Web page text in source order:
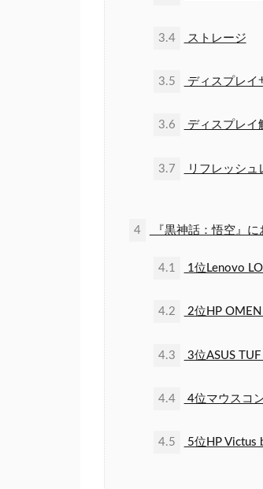
3.4 ストレージ
3.5 ディスプレイ
3.6 ディスプレイ
3.7 リフレッシュ
4 『黒神話：悟空』
4.1 1位Lenovo
4.2 2位HP
4.3 3位ASUS
4.4 4位マウスコ
4.5 5位HP Victus